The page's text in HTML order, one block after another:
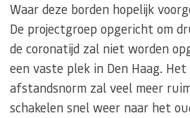
Waar deze borden hopelijk
De projectgroep opgericht om
de coronatijd zal niet worden
een vaste plek in Den Haag.
afstandsnorm zal veel meer
schakelen snel weer naar het